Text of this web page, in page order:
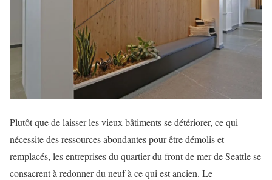
Plutôt que de laisser les vieux bâtiments se détériorer, ce qui
nécessite des ressources abondantes pour être démolis et
remplacés, les entreprises du quartier du front de mer de Seattle se
consacrent à redonner du neuf à ce qui est ancien. Le